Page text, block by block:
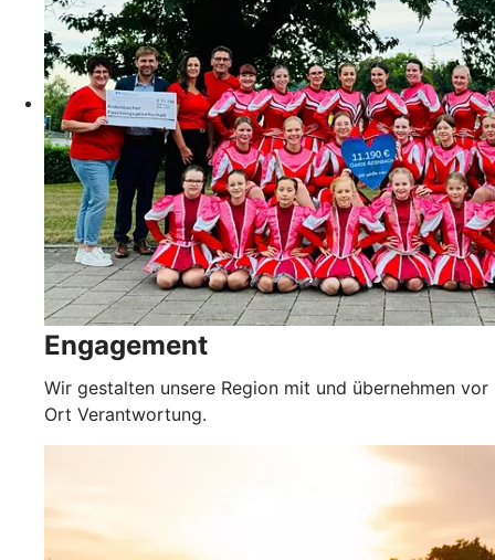
Engagement
Wir gestalten unsere Region mit und übernehmen vor
Ort Verantwortung.